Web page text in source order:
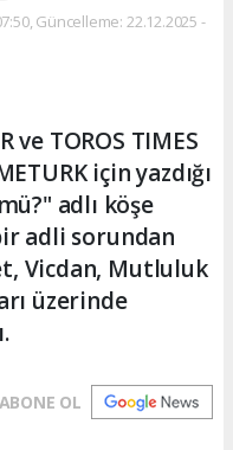
Güncelleme: 22.12.2025 -
ve TOROS TIMES
için yazdığı
adlı köşe
adli sorundan
Vicdan, Mutluluk
üzerinde
ABONE OL